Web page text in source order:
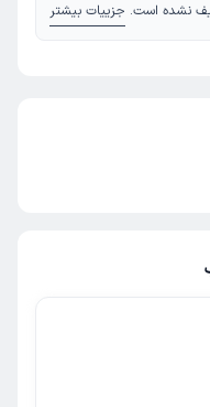
نشده است. جزییات بیشتر